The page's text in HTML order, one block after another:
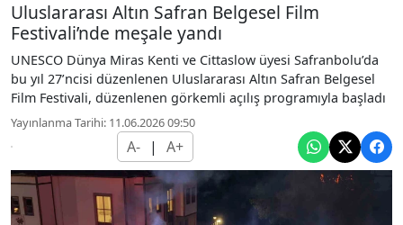
Uluslararası Altın Safran Belgesel Film
Festivali’nde meşale yandı
UNESCO Dünya Miras Kenti ve Cittaslow üyesi Safranbolu’da
bu yıl 27’ncisi düzenlenen Uluslararası Altın Safran Belgesel
Film Festivali, düzenlenen görkemli açılış programıyla başladı
Yayınlanma Tarihi: 11.06.2026 09:50
A- | A+